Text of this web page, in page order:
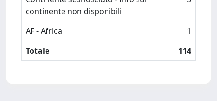
continente non disponibili
AF - Africa
1
Totale
114